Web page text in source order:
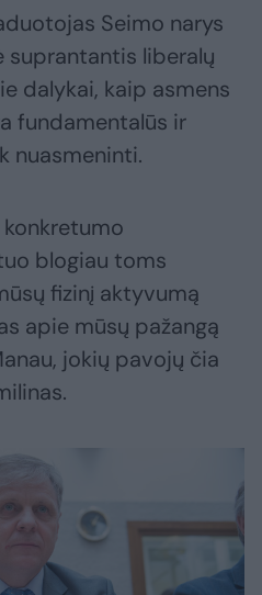
Seimo narys
suprantantis liberalų
dalykai, kaip asmens
fundamentalūs ir
nuasmeninti.
konkretumo
blogiau toms
fizinį aktyvumą
apie mūsų pažangą
jokių pavojų čia